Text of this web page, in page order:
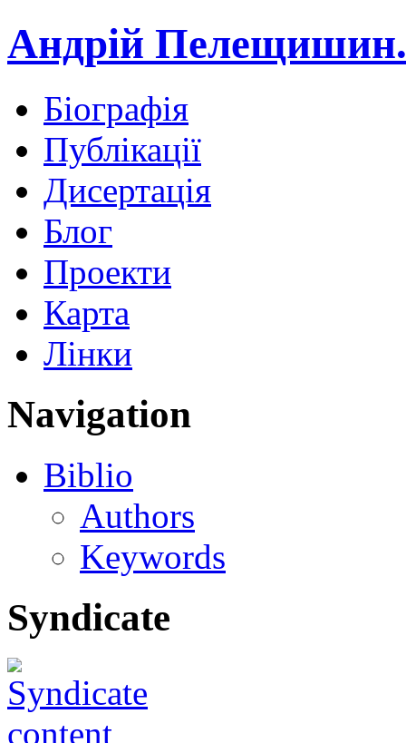
Андрій
Біографія
Публікації
Дисертація
Блог
Проекти
Карта
Лінки
Navigation
Biblio
Authors
Keywords
Syndicate